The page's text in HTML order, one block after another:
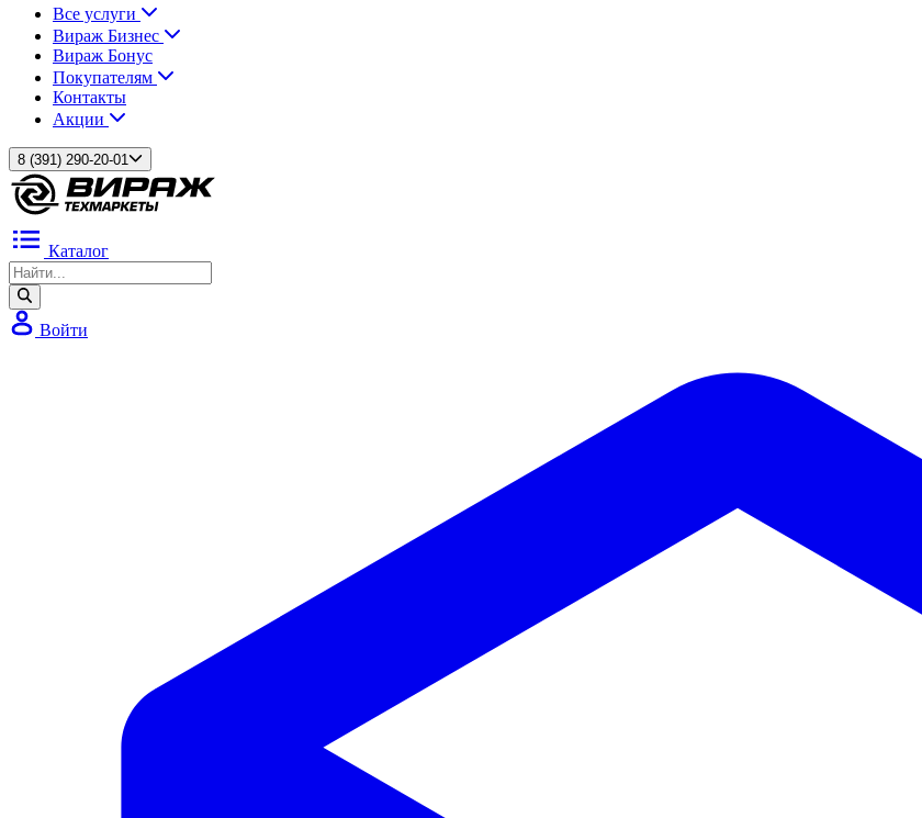
Все услуги
Вираж Бизнес
Вираж Бонус
Покупателям
Контакты
Акции
8 (391) 290-20-01
Каталог
Войти